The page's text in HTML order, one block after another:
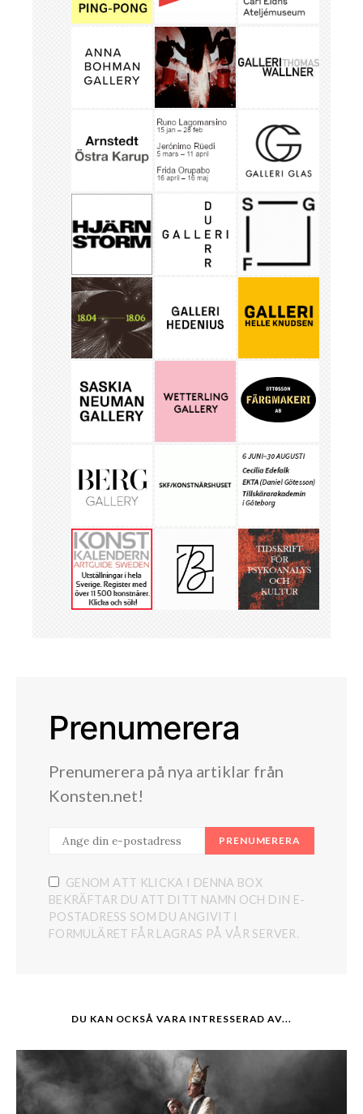
Prenumerera
Prenumerera på nya artiklar från
Konsten.net!
PRENUMERERA
GENOM ATT KLICKA I DENNA BOX
BEKRÄFTAR DU ATT DITT NAMN OCH DIN E-
POSTADRESS SOM DU ANGIVIT I
FORMULÄRET FÅR LAGRAS PÅ VÅR SERVER.
DU KAN OCKSÅ VARA INTRESSERAD AV...